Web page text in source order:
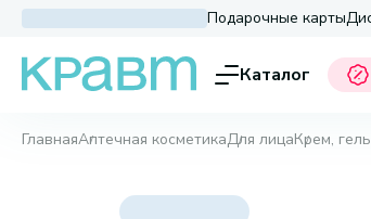
Подарочные карты
Каталог
ГлавнаяАптечная косметикаДля лицаКрем,